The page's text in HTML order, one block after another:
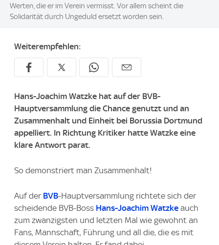
Werten, die er im Verein vermisst. Vor allem scheint die
Solidarität durch Ungeduld ersetzt worden sein.
Weiterempfehlen:
Hans-Joachim Watzke hat auf der BVB-
Hauptversammlung die Chance genutzt und an
Zusammenhalt und Einheit bei Borussia Dortmund
appelliert. In Richtung Kritiker hatte Watzke eine
klare Antwort parat.
So demonstriert man Zusammenhalt!
Auf der BVB-Hauptversammlung richtete sich der
scheidende BVB-Boss Hans-Joachim Watzke auch
zum zwanzigsten und letzten Mal wie gewohnt an
Fans, Mannschaft, Führung und all die, die es mit